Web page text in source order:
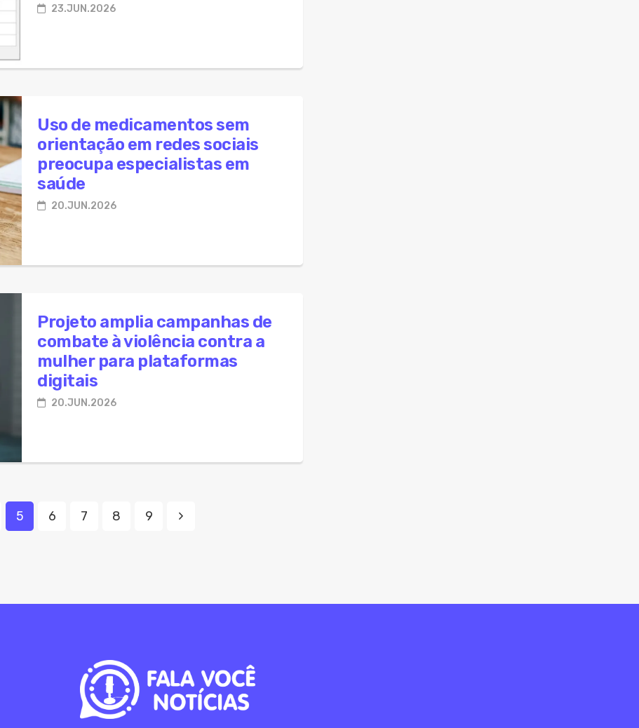
23.JUN.2026
Uso de medicamentos sem
orientação em redes sociais
preocupa especialistas em
saúde
20.JUN.2026
Projeto amplia campanhas de
combate à violência contra a
mulher para plataformas
digitais
20.JUN.2026
5 6 7 8 9